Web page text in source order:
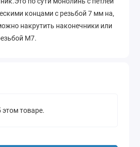
концами с резьбой 7 мм на,
накрутить наконечники или
М7.
товаре.